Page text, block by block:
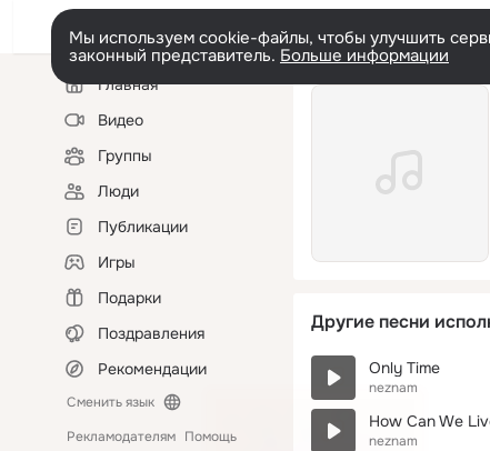
Мы используем cookie-файлы, чтобы улучшить
законный представитель. Больше информации
Левая
колонкаГлавная
Видео
Группы
Люди
Публикации
Игры
Подарки
Поздравления
Рекомендации
Сменить язык
Рекламодателям Помощь
Другие песни
Only Time
neznam
How Can We
neznam